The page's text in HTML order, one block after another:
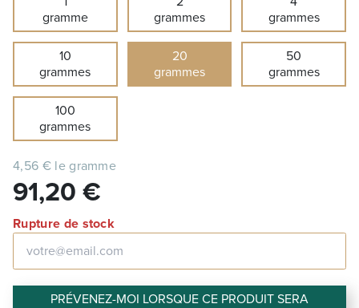
gramme
grammes
grammes
10
grammes
20
grammes
50
grammes
100
grammes
4,56 € le gramme
91,20 €
Rupture de stock
PRÉVENEZ-MOI LORSQUE CE PRODUIT SERA